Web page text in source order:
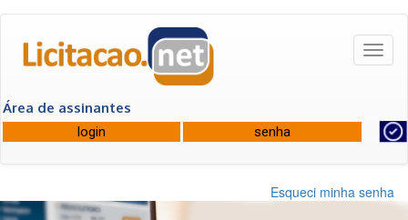
Área de assinantes
Esqueci minha senha